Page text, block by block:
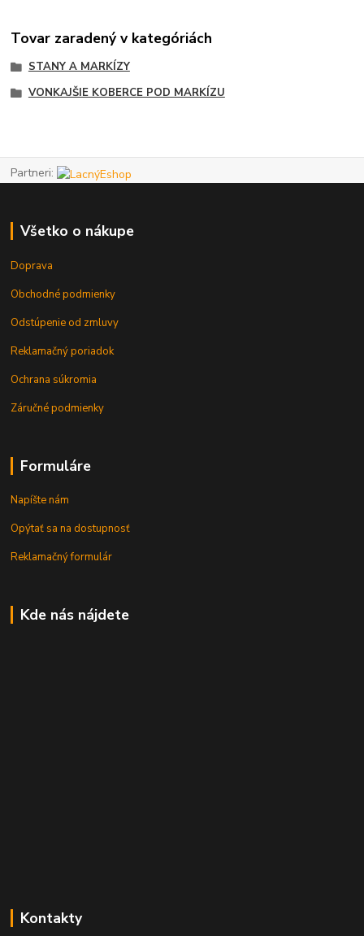
Tovar zaradený v kategóriách
STANY A MARKÍZY
VONKAJŠIE KOBERCE POD MARKÍZU
Partneri:
Všetko o nákupe
Doprava
Obchodné podmienky
Odstúpenie od zmluvy
Reklamačný poriadok
Ochrana súkromia
Záručné podmienky
Formuláre
Napíšte nám
Opýtať sa na dostupnosť
Reklamačný formulár
Kde nás nájdete
Kontakty